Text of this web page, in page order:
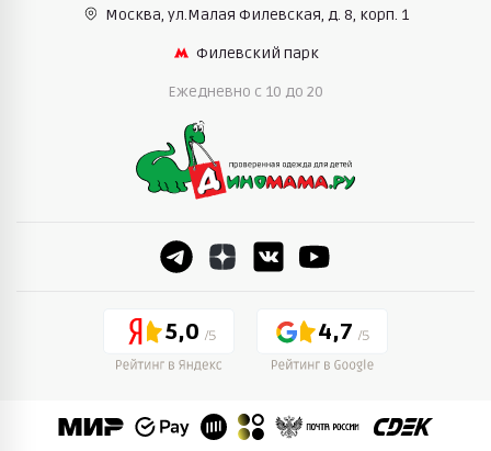
Москва, ул.Малая Филевская, д. 8, корп. 1
Филевский парк
Ежедневно c 10 до 20
5,0 4,7